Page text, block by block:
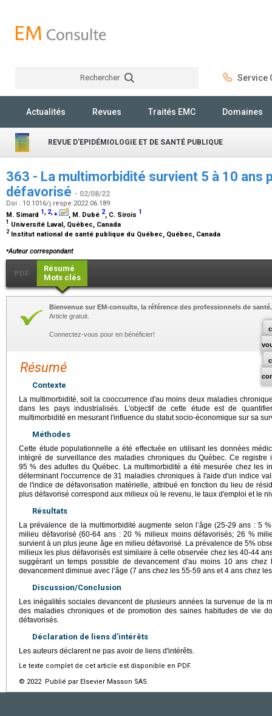
Rechercher Service
Actualités Revues Traités EMC Domaines
REVUE D'EPIDÉMIOLOGIE ET DE SANTÉ PUBLIQUE
363 - La multimorbidité survient 5 à 10 ans
défavorisé - 02/08/22
Doi : 10.1016/j.respe.2022.06.189
M. Simard 1, 2,⁎ , M. Dubé 2, C. Sirois 1
1 Université Laval, Québec, Canada
2 Institut national de santé publique du Québec, Québec, Canada
⁎Auteur correspondant
PDF
Résumé
Mots clés
Bienvenue sur EM-consulte, la référence des professionnels de santé.
Article gratuit.
Connectez-vous pour en bénéficier!
Résumé
Contexte
La multimorbidité, soit la cooccurrence d'au moins deux maladies
dans les pays industrialisés. L'objectif de cette étude est de
multimorbidité en mesurant l'influence du statut socio-économique sur sa
Méthodes
Cette étude populationnelle a été effectuée en utilisant les données
intégré de surveillance des maladies chroniques du Québec. Ce
95 % des adultes du Québec. La multimorbidité a été mesurée chez les
déterminant l'occurrence de 31 maladies chroniques à l'aide d'un indice
de l'indice de défavorisation matérielle, attribué en fonction du lieu de
plus défavorisé correspond aux milieux où le revenu, le taux d'emploi et le
Résultats
La prévalence de la multimorbidité augmente selon l’âge (25-29 ans : 5
milieu défavorisé (60-64 ans : 20 % milieux moins défavorisés; 26 %
survient à un plus jeune âge en milieu défavorisé. La prévalence de 5%
milieux les plus défavorisés est similaire à celle observée chez les 40-44
suggérant un temps possible de devancement d'au moins 10 ans
devancement diminue avec l’âge (7 ans chez les 55-59 ans et 4 ans chez
Discussion/Conclusion
Les inégalités sociales devancent de plusieurs années la survenue de la
des maladies chroniques et de promotion des saines habitudes de vie
défavorisés.
Déclaration de liens d'intérêts
Les auteurs déclarent ne pas avoir de liens d'intérêts.
Le texte complet de cet article est disponible en PDF.
© 2022 Publié par Elsevier Masson SAS.